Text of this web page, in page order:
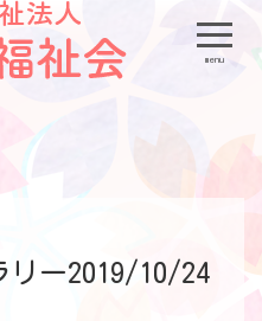
menu
リー2019/10/24